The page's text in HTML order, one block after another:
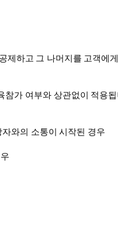
공제하고 그 나머지를 고객에
참가 여부와 상관없이
적용
자와의 소통이 시작된 경우